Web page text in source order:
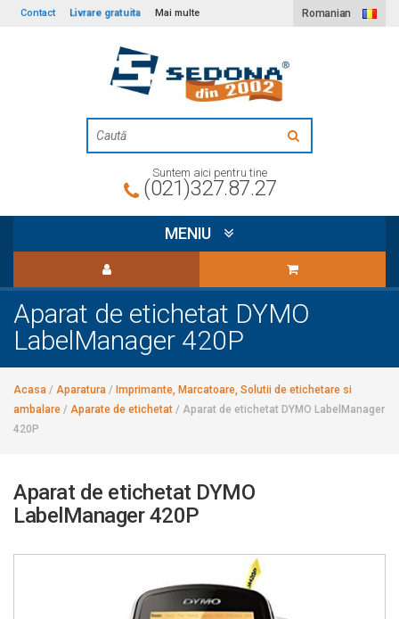
Contact Livrare gratuita Mai multe Romanian
Suntem aici pentru tine
(021)327.87.27
MENIU
Aparat de etichetat DYMO
LabelManager 420P
Acasa / Aparatura / Imprimante, Marcatoare, Solutii de etichetare si
ambalare / Aparate de etichetat / Aparat de etichetat DYMO LabelManager
420P
Aparat de etichetat DYMO
LabelManager 420P